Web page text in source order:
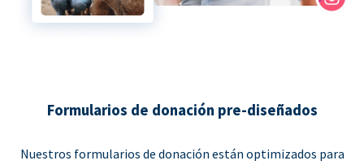
Formularios de donación pre-diseñados
Nuestros formularios de donación están optimizados para